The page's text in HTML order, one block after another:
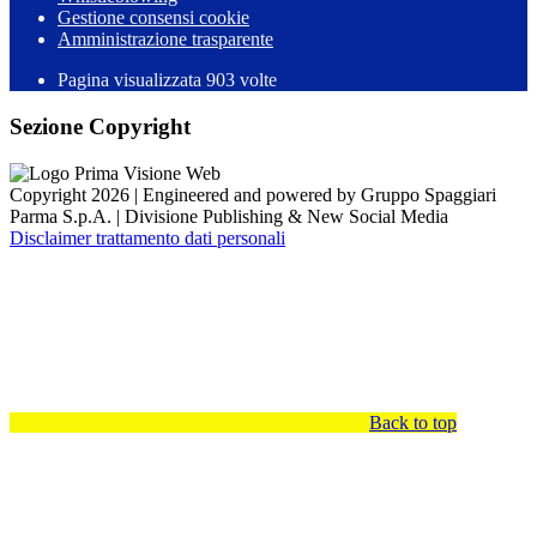
Gestione consensi cookie
Amministrazione trasparente
Pagina visualizzata 903 volte
Sezione Copyright
Copyright 2026 | Engineered and powered by Gruppo Spaggiari
Parma S.p.A. | Divisione Publishing & New Social Media
Disclaimer trattamento dati personali
Back to top